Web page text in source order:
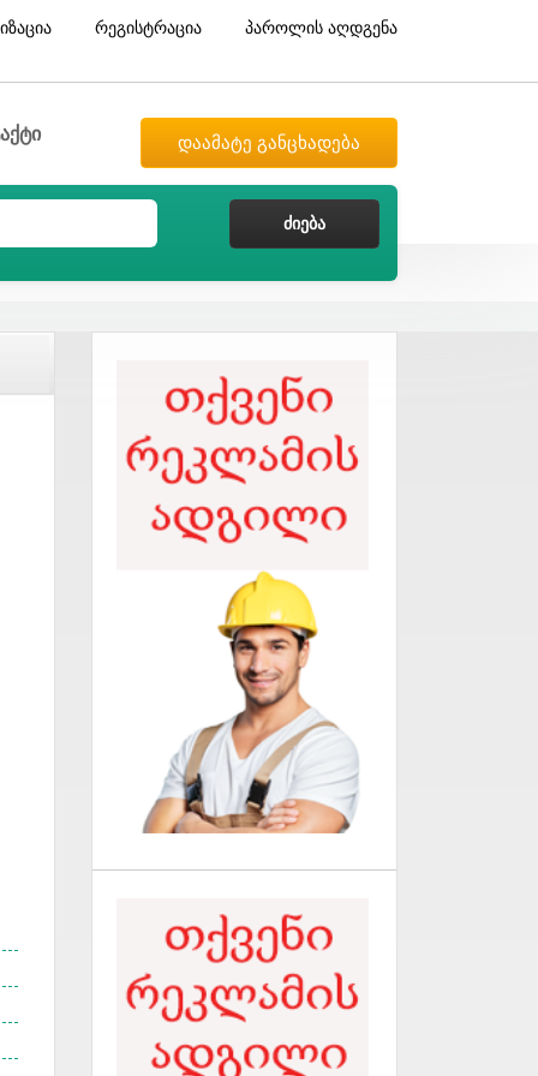
რეგისტრაცია პაროლის აღდგენა
დაამატე განცხადება